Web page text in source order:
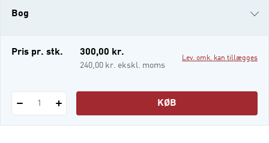
der skal hjælpe
Bog
i-bog
Pris pr. stk. 300,00 kr.
240,00 kr. ekskl. moms
Lev. omk. kan tillægges
1 KØB